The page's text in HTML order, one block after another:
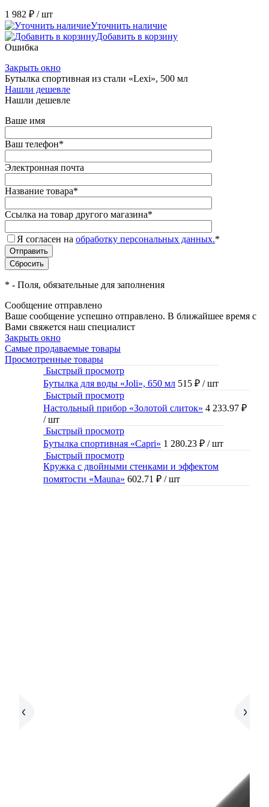
1 982 ₽ / шт
Уточнить наличие
Добавить в корзину
Ошибка
Закрыть окно
Бутылка спортивная из стали «Lexi», 500 мл
Нашли дешевле
Нашли дешевле
Ваше имя
Ваш телефон*
Электронная почта
Название товара*
Ссылка на товар другого магазина*
Я согласен на обработку персональных данных.*
* - Поля, обязательные для заполнения
Сообщение отправлено
Ваше сообщение успешно отправлено. В ближайшее время с
Вами свяжется наш специалист
Закрыть окно
Самые продаваемые товары
Просмотренные товары
Быстрый просмотр
Бутылка для воды «Joli», 650 мл 515 ₽ / шт
Быстрый просмотр
Настольный прибор «Золотой слиток» 4 233.97 ₽
/ шт
Быстрый просмотр
Бутылка спортивная «Capri» 1 280.23 ₽ / шт
Быстрый просмотр
Кружка с двойными стенками и эффектом
помятости «Mauna» 602.71 ₽ / шт